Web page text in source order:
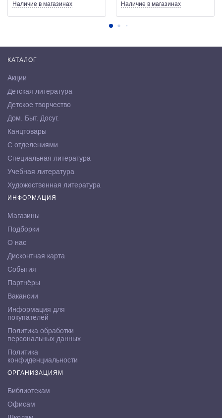
Наличие в магазинах Наличие в магазинах
КАТАЛОГ
Акции
Детская литература
Детское творчество
Дом. Быт. Досуг.
Канцтовары
С отделениями
Специальная литература
Учебная литература
Художественная литература
ИНФОРМАЦИЯ
Магазины
Подборки
О нас
Дисконтная карта
События
Партнёры
Вакансии
Информация для
покупателей
Политика обработки
персональных данных
Политика
конфиденциальности
ОРГАНИЗАЦИЯМ
Библиотекам
Офисам